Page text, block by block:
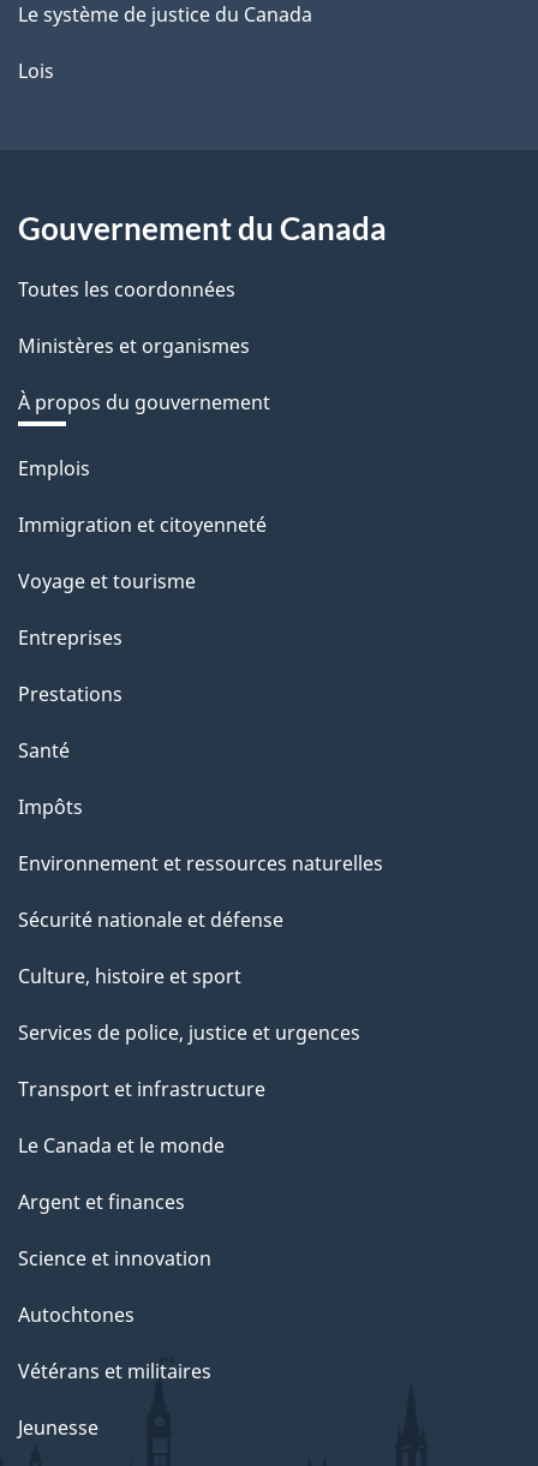
Le système de justice du Canada
Lois
Gouvernement du Canada
Toutes les coordonnées
Ministères et organismes
À propos du gouvernement
Thèmes
sujets
Emplois
Immigration et citoyenneté
Voyage et tourisme
Entreprises
Prestations
Santé
Impôts
Environnement et ressources naturelles
Sécurité nationale et défense
Culture, histoire et sport
Services de police, justice et urgences
Transport et infrastructure
Le Canada et le monde
Argent et finances
Science et innovation
Autochtones
Vétérans et militaires
Jeunesse